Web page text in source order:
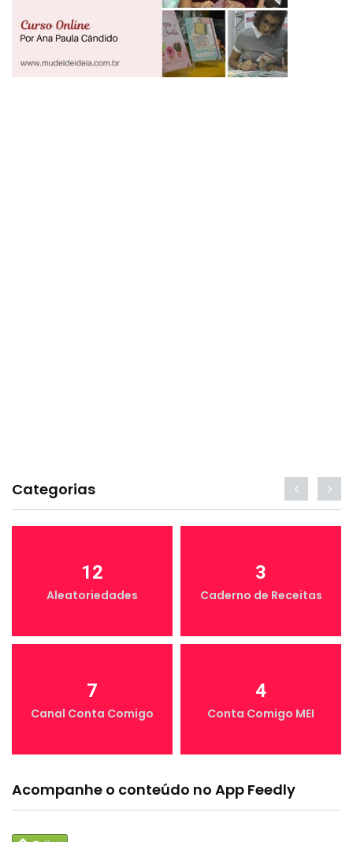
Categorias
12
Aleatoriedades
3
Caderno de Receitas
7
Canal Conta Comigo
4
Conta Comigo MEI
Acompanhe o conteúdo no App Feedly